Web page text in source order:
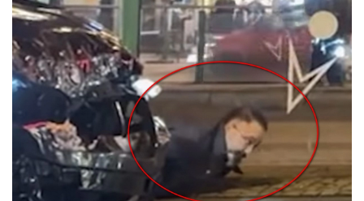
БИЗНЕС
Управители:
Веселин
email:
v.vasilev@flagman.bg
Касабова,
еmail: k.kassabova@flagman.bg